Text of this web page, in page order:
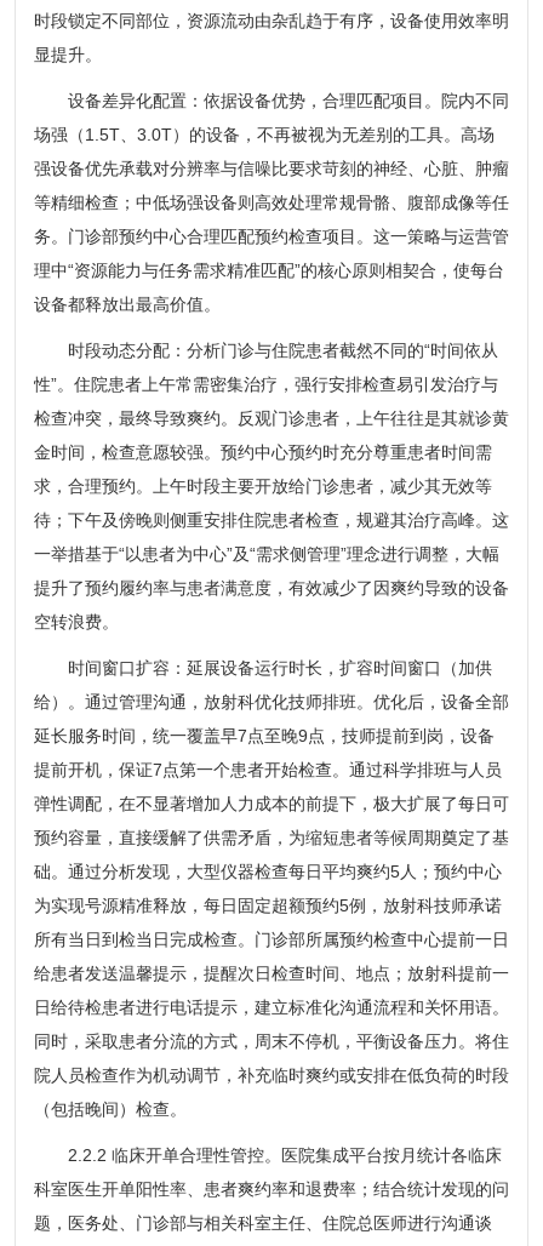
时段锁定不同部位，资源流动由杂乱趋于有序，设备使用效率明
显提升。
设备差异化配置：依据设备优势，合理匹配项目。院内不同
场强（1.5T、3.0T）的设备，不再被视为无差别的工具。高场
强设备优先承载对分辨率与信噪比要求苛刻的神经、心脏、肿瘤
等精细检查；中低场强设备则高效处理常规骨骼、腹部成像等任
务。门诊部预约中心合理匹配预约检查项目。这一策略与运营管
理中“资源能力与任务需求精准匹配”的核心原则相契合，使每台
设备都释放出最高价值。
时段动态分配：分析门诊与住院患者截然不同的“时间依从
性”。住院患者上午常需密集治疗，强行安排检查易引发治疗与
检查冲突，最终导致爽约。反观门诊患者，上午往往是其就诊黄
金时间，检查意愿较强。预约中心预约时充分尊重患者时间需
求，合理预约。上午时段主要开放给门诊患者，减少其无效等
待；下午及傍晚则侧重安排住院患者检查，规避其治疗高峰。这
一举措基于“以患者为中心”及“需求侧管理”理念进行调整，大幅
提升了预约履约率与患者满意度，有效减少了因爽约导致的设备
空转浪费。
时间窗口扩容：延展设备运行时长，扩容时间窗口（加供
给）。通过管理沟通，放射科优化技师排班。优化后，设备全部
延长服务时间，统一覆盖早7点至晚9点，技师提前到岗，设备
提前开机，保证7点第一个患者开始检查。通过科学排班与人员
弹性调配，在不显著增加人力成本的前提下，极大扩展了每日可
预约容量，直接缓解了供需矛盾，为缩短患者等候周期奠定了基
础。通过分析发现，大型仪器检查每日平均爽约5人；预约中心
为实现号源精准释放，每日固定超额预约5例，放射科技师承诺
所有当日到检当日完成检查。门诊部所属预约检查中心提前一日
给患者发送温馨提示，提醒次日检查时间、地点；放射科提前一
日给待检患者进行电话提示，建立标准化沟通流程和关怀用语。
同时，采取患者分流的方式，周末不停机，平衡设备压力。将住
院人员检查作为机动调节，补充临时爽约或安排在低负荷的时段
（包括晚间）检查。
2.2.2 临床开单合理性管控。医院集成平台按月统计各临床
科室医生开单阳性率、患者爽约率和退费率；结合统计发现的问
题，医务处、门诊部与相关科室主任、住院总医师进行沟通谈